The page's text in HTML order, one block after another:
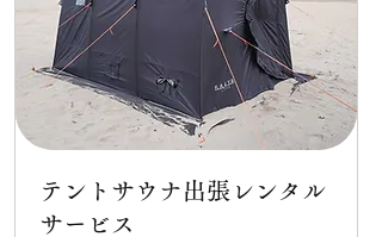
テントサウナ出張レンタル
サービス